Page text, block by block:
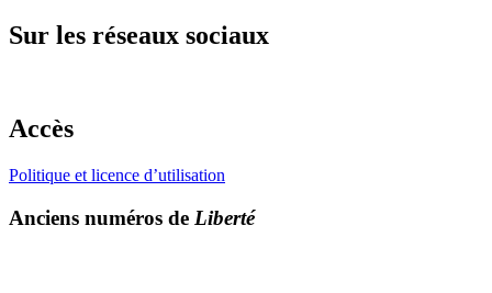
Sur les réseaux sociaux
Accès
Politique et licence d’utilisation
Anciens numéros de Liberté